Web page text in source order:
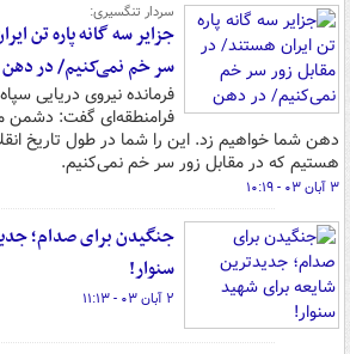
سردار تنگسیری:
جزایر سه گانه پاره تن
سر خم نمی‌کنیم/ در دهن
فرمانده نیروی دریایی
فرامنطقه‌ای گفت: دشمن
دهن شما خواهیم زد. این را شما در طول تاریخ
هستیم که در مقابل زور سر خم نمی‌کنیم.
۳ آبان ۰۳ - ۱۰:۱۹
جنگیدن برای صدام؛
سنوار!
۲ آبان ۰۳ - ۱۱:۱۳